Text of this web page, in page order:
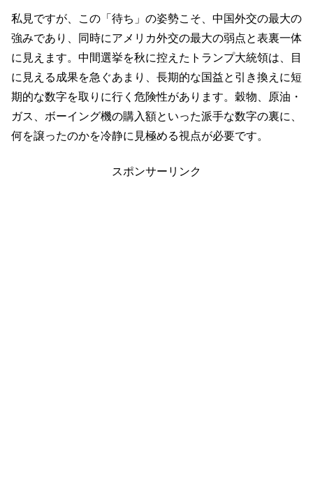
私見ですが、この「待ち」の姿勢こそ、中国外交の最大の
強みであり、同時にアメリカ外交の最大の弱点と表裏一体
に見えます。中間選挙を秋に控えたトランプ大統領は、目
に見える成果を急ぐあまり、長期的な国益と引き換えに短
期的な数字を取りに行く危険性があります。穀物、原油・
ガス、ボーイング機の購入額といった派手な数字の裏に、
何を譲ったのかを冷静に見極める視点が必要です。
スポンサーリンク